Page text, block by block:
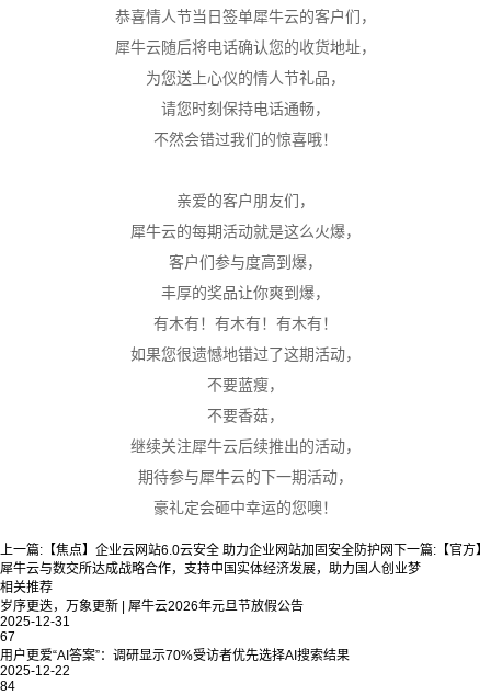
恭喜情人节当日签单犀牛云的客户们，
犀牛云随后将电话确认您的收货地址，
为您送上心仪的情人节礼品，
请您时刻保持电话通畅，
不然会错过我们的惊喜哦！
亲爱的客户朋友们，
犀牛云的每期活动就是这么火爆，
客户们参与度高到爆，
丰厚的奖品让你爽到爆，
有木有！有木有！有木有！
如果您很遗憾地错过了这期活动，
不要蓝瘦，
不要香菇，
继续关注犀牛云后续推出的活动，
期待参与犀牛云的下一期活动，
豪礼定会砸中幸运的您噢！
上一篇: 【焦点】企业云网站6.0云安全 助力企业网站加固安全防护网 下一篇: 【官方】
犀牛云与数交所达成战略合作，支持中国实体经济发展，助力国人创业梦
相关推荐
岁序更迭，万象更新 | 犀牛云2026年元旦节放假公告
2025-12-31
67
用户更爱“AI答案”：调研显示70%受访者优先选择AI搜索结果
2025-12-22
84